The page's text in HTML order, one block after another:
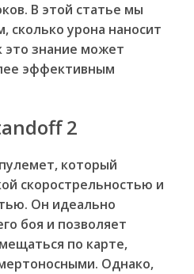
В этой статье мы
сколько урона наносит
это знание может
эффективным
2
который
скорострельностью и
Он идеально
боя и позволяет
по карте,
Однако,